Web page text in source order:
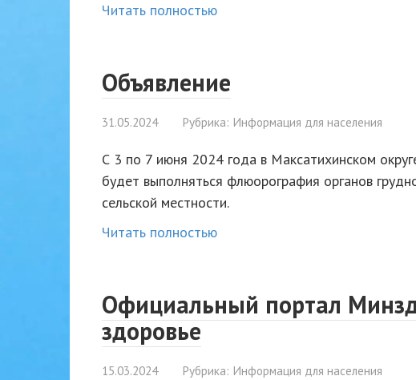
Читать полностью
Объявление
31.05.2024 Рубрика: Информация для населения
С 3 по 7 июня 2024 года в Максатихинском
будет выполняться флюорография органов
сельской местности.
Читать полностью
Официальный портал
здоровье
15.03.2024 Рубрика: Информация для населения